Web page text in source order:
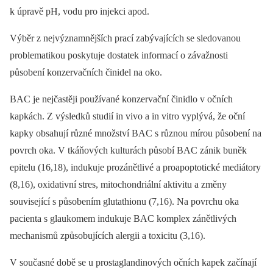
k úpravě pH, vodu pro injekci apod.
Výběr z nejvýznamnějších prací zabývajících se sledovanou
problematikou poskytuje dostatek informací o závažnosti
působení konzervačních činidel na oko.
BAC je nejčastěji používané konzervační činidlo v očních
kapkách. Z výsledků studií in vivo a in vitro vyplývá, že oční
kapky obsahují různé množství BAC s různou mírou působení na
povrch oka. V tkáňových kulturách působí BAC zánik buněk
epitelu (16,18), indukuje prozánětlivé a proapoptotické mediátory
(8,16), oxidativní stres, mitochondriální aktivitu a změny
související s působením gluta­thionu (7,16). Na povrchu oka
pacienta s glaukomem indukuje BAC komplex zánětlivých
mechanismů způsobujících alergii a toxicitu (3,16).
V současné době se u prostaglandinových očních kapek začínají